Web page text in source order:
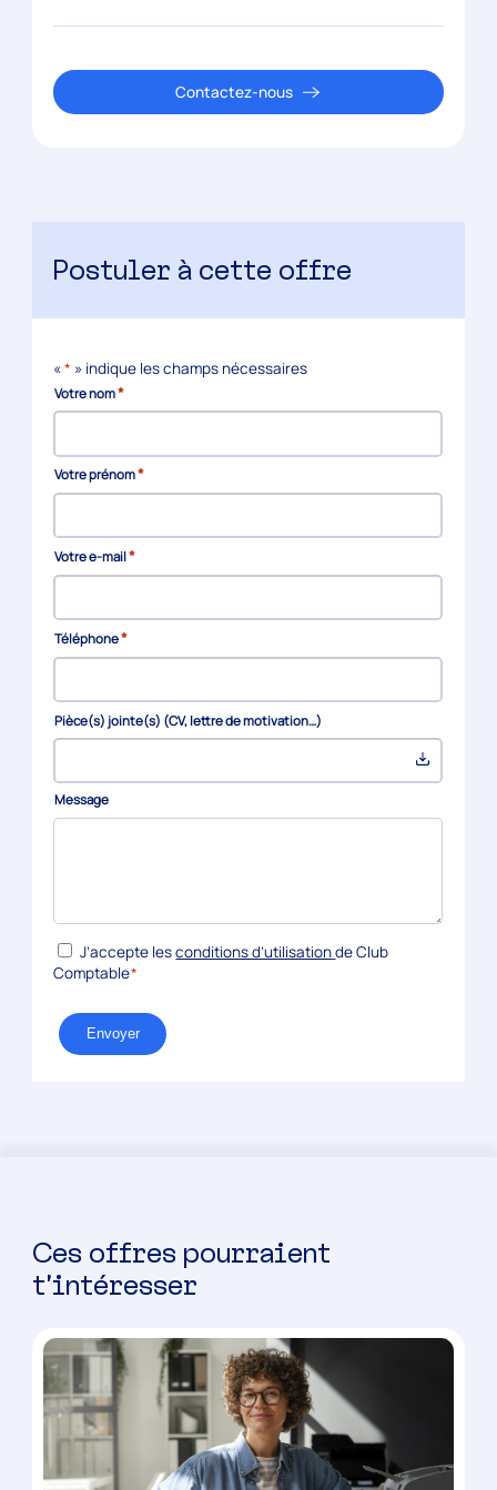
Contactez-nous
Postuler à cette offre
«* » indique les champs nécessaires
Votre nom*
Votre prénom*
Votre e-mail*
Téléphone*
Pièce(s) jointe(s) (CV, lettre de motivation…)
Message
RGPD*
J’accepte lesconditions d’utilisationde Club
Comptable*
Envoyer
Ces offres pourraient
t’intéresser